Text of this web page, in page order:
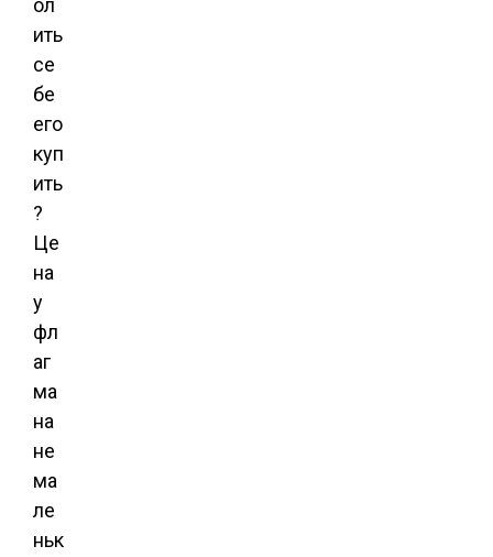
ол
ить
се
бе
его
куп
ить
?
Це
на
у
фл
аг
ма
на
не
ма
ле
ньк